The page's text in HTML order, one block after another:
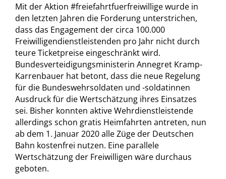
Mit der Aktion #freiefahrtfuerfreiwillige wurde in
den letzten Jahren die Forderung unterstrichen,
dass das Engagement der circa 100.000
Freiwilligendienstleistenden pro Jahr nicht durch
teure Ticketpreise eingeschränkt wird.
Bundesverteidigungsministerin Annegret Kramp-
Karrenbauer hat betont, dass die neue Regelung
für die Bundeswehrsoldaten und -soldatinnen
Ausdruck für die Wertschätzung ihres Einsatzes
sei. Bisher konnten aktive Wehrdienstleistende
allerdings schon gratis Heimfahrten antreten, nun
ab dem 1. Januar 2020 alle Züge der Deutschen
Bahn kostenfrei nutzen. Eine parallele
Wertschätzung der Freiwilligen wäre durchaus
geboten.